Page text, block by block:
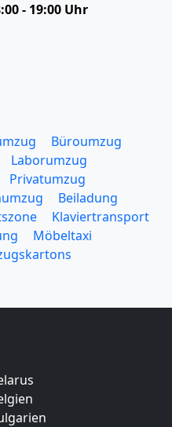
- 19:00 Uhr
Büroumzug
Laborumzug
Privatumzug
Beiladung
Klaviertransport
Möbeltaxi